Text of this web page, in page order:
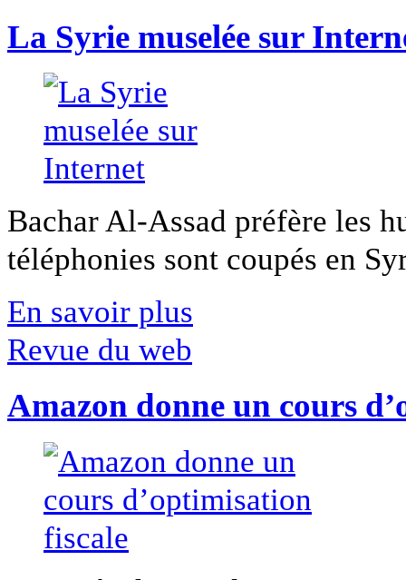
La Syrie muselée sur
Bachar Al-Assad préfère les
téléphonies sont coupés en
En savoir plus
Revue du web
Amazon donne un cours